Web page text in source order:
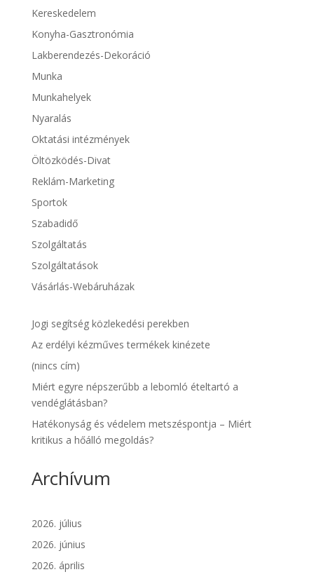
Kereskedelem
Konyha-Gasztronómia
Lakberendezés-Dekoráció
Munka
Munkahelyek
Nyaralás
Oktatási intézmények
Öltözködés-Divat
Reklám-Marketing
Sportok
Szabadidő
Szolgáltatás
Szolgáltatások
Vásárlás-Webáruházak
Jogi segítség közlekedési perekben
Az erdélyi kézműves termékek kinézete
(nincs cím)
Miért egyre népszerűbb a lebomló ételtartó a
vendéglátásban?
Hatékonyság és védelem metszéspontja – Miért
kritikus a hőálló megoldás?
Archívum
2026. július
2026. június
2026. április